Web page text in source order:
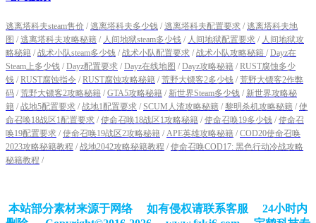
逃离塔科夫steam售价 / 逃离塔科夫多少钱 / 逃离塔科夫配置要求 / 逃离塔科夫地
图 / 逃离塔科夫攻略秘籍 / 人间地狱steam多少钱 / 人间地狱配置要求 / 人间地狱攻
略秘籍 / 战术小队steam多少钱 / 战术小队配置要求 / 战术小队攻略秘籍 / Dayz在
Steam上多少钱 / Dayz配置要求 / Dayz在线地图 / Dayz攻略秘籍 / RUST腐蚀多少
钱 / RUST腐蚀指令 / RUST腐蚀攻略秘籍 / 荒野大镖客2多少钱 / 荒野大镖客2作弊
码 / 荒野大镖客2攻略秘籍 / GTA5攻略秘籍 / 新世界Steam多少钱 / 新世界攻略秘
籍 / 战地5配置要求 / 战地1配置要求 / SCUM人渣攻略秘籍 / 黎明杀机攻略秘籍 / 使
命召唤18战区1配置要求 / 使命召唤18战区1攻略秘籍 / 使命召唤19多少钱 / 使命召
唤19配置要求 / 使命召唤19战区2攻略秘籍 / APE英雄攻略秘籍 / COD20使命召唤
2023攻略秘籍教程 / 战地2042攻略秘籍教程 / 使命召唤COD17: 黑色行动冷战攻略
秘籍教程 /
本站部分素材来源于网络 如有侵权请联系客服 24小时内